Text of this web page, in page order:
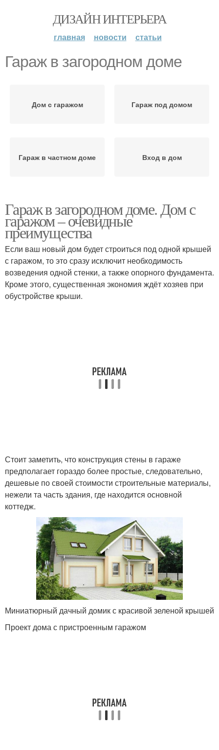
ДИЗАЙН ИНТЕРЬЕРА
главная новости статьи
Гараж в загородном доме
Дом с гаражом Гараж под домом
Гараж в частном доме Вход в дом
Гараж в загородном доме. Дом с
гаражом – очевидные
преимущества
Если ваш новый дом будет строиться под одной крышей
с гаражом, то это сразу исключит необходимость
возведения одной стенки, а также опорного фундамента.
Кроме этого, существенная экономия ждёт хозяев при
обустройстве крыши.
Стоит заметить, что конструкция стены в гараже
предполагает гораздо более простые, следовательно,
дешевые по своей стоимости строительные материалы,
нежели та часть здания, где находится основной
коттедж.
Миниатюрный дачный домик с красивой зеленой крышей
Проект дома с пристроенным гаражом